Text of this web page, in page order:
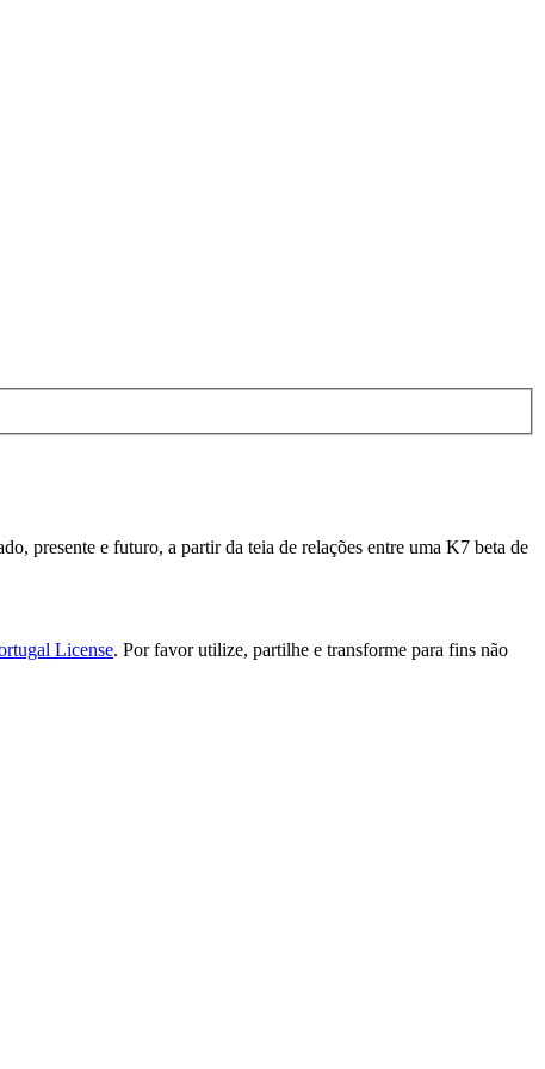
presente e futuro, a partir da teia de relações entre uma K7 beta de
License. Por favor utilize, partilhe e transforme para fins não